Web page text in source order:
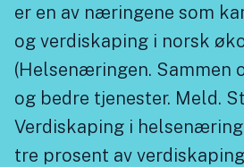
er en av næringene som
og verdiskaping i norsk
(Helsenæringen. Sammen
og bedre tjenester. Meld.
Verdiskaping i
tre prosent av